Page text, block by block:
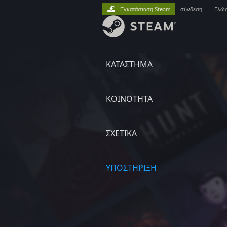
ΚΑΤΑΣΤΗΜΑ
ΚΟΙΝΟΤΗΤΑ
ΣΧΕΤΙΚΆ
ΥΠΟΣΤΗΡΙΞΗ
Εγκατάσταση Steam σύνδεση